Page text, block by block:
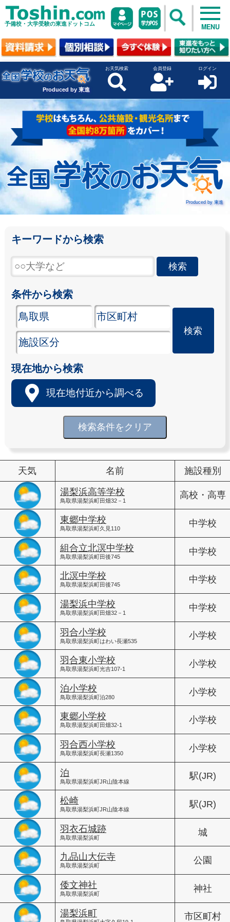
予備校・大学受験の東進ドットコム MENU
Produced by 東進
お天気検索 会員登録 ログイン
Produced by 東進
キーワードから検索
条件から検索
現在地から検索
現在地付近から調べる
検索条件をクリア
天気 名前 施設種別
湯梨浜高等学校
鳥取県湯梨浜町田畑32－1
高校・高専
東郷中学校
鳥取県湯梨浜町久見110
中学校
組合立北溟中学校
鳥取県湯梨浜町田後745
中学校
北溟中学校
鳥取県湯梨浜町田後745
中学校
湯梨浜中学校
鳥取県湯梨浜町田畑32－1
中学校
羽合小学校
鳥取県湯梨浜町はわい長瀬535
小学校
羽合東小学校
鳥取県湯梨浜町光吉107-1
小学校
泊小学校
鳥取県湯梨浜町泊280
小学校
東郷小学校
鳥取県湯梨浜町田畑32-1
小学校
羽合西小学校
鳥取県湯梨浜町長瀬1350
小学校
泊
鳥取県湯梨浜町JR山陰本線
駅(JR)
松崎
鳥取県湯梨浜町JR山陰本線
駅(JR)
羽衣石城跡
鳥取県湯梨浜町
城
九品山大伝寺
鳥取県湯梨浜町
公園
倭文神社
鳥取県湯梨浜町
神社
湯梨浜町 市区町村